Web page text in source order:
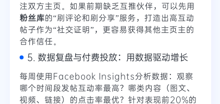
注双方主页。如果前期缺乏互推伙伴，可以先用
粉丝库的“刷评论和刷分享”服务，打造出高互动
帖子作为“社交证明”，更容易获得其他主页主的
合作信任。
5. 数据复盘与付费投放：用数据驱动增长
每周使用Facebook Insights分析数据：观察
哪个时间段发帖互动率最高？哪类内容（图文、
视频、链接）的点击率最优？针对表现前20%的